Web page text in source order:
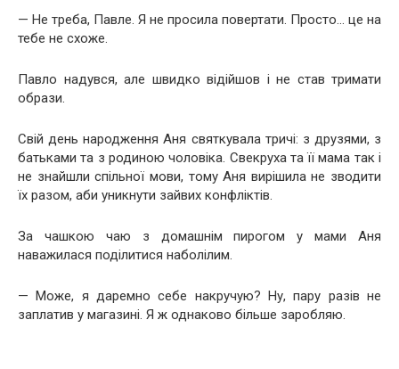
— Не треба, Павле. Я не просила повертати. Просто… це на
тебе не схоже.
Павло надувся, але швидко відійшов і не став тримати
образи.
Свій день народження Аня святкувала тричі: з друзями, з
батьками та з родиною чоловіка. Свекруха та її мама так і
не знайшли спільної мови, тому Аня вирішила не зводити
їх разом, аби уникнути зайвих конфліктів.
За чашкою чаю з домашнім пирогом у мами Аня
наважилася поділитися наболілим.
— Може, я даремно себе накручую? Ну, пару разів не
заплатив у магазині. Я ж однаково більше заробляю.